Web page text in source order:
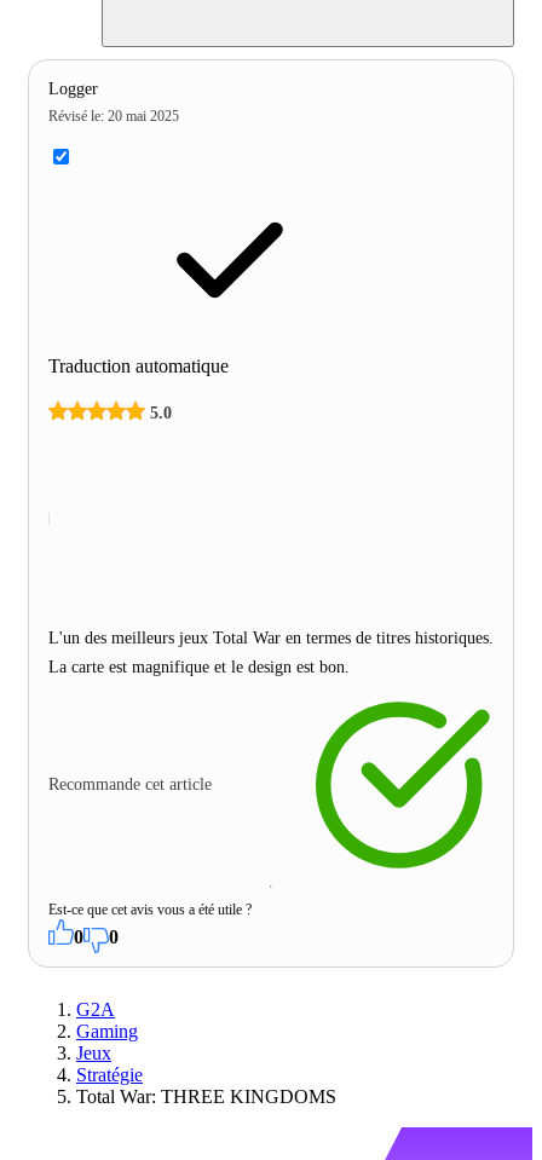
Logger
Révisé le: 20 mai 2025
Traduction automatique
5.0
L'un des meilleurs jeux Total War en termes de titres historiques.
La carte est magnifique et le design est bon.
Recommande cet article
Est-ce que cet avis vous a été utile ?
0 0
G2A
Gaming
Jeux
Stratégie
Total War: THREE KINGDOMS